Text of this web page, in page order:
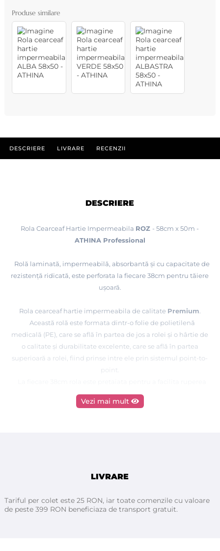
Produse similare
DESCRIERE LIVRARE RECENZII
DESCRIERE
Rola Cearceaf Hartie Impermeabila ROZ - 58cm x 50m -
ATHINA Professional
Rolă laminată, impermeabilă, absorbantă și cu capacitate de
rezistență ridicată, este perforata la fiecare 38cm pentru tăiere
ușoară.
Rola cearceaf hartie impermeabila de calitate Premium
Această rolă este formata dintr-o folie de polietilenă
medicală (PE), care se află în partea de jos a rolei și o hârtie de
o calitate și durabilitate excelente, care se află în partea
superioară a rolei,fiind prinse intre ele prin sistemul point-to-
point
acesteia.
lichidelor și, pe de altă parte, oferă clientului / pacientului
Poate fi folosita in:
Vezi mai mult
LIVRARE
Tariful per colet este 25 RON, iar toate comenzile cu valoare
de peste 399 RON beneficiaza de transport gratuit.